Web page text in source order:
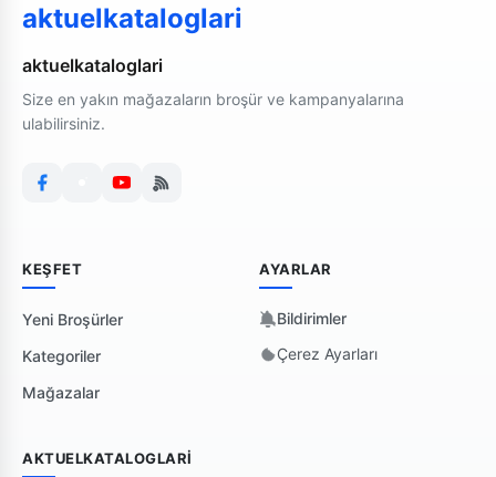
aktuelkataloglari
aktuelkataloglari
Size en yakın mağazaların broşür ve kampanyalarına
ulabilirsiniz.
KEŞFET
Yeni Broşürler
Kategoriler
Mağazalar
AYARLAR
Bildirimler
Çerez Ayarları
AKTUELKATALOGLARI